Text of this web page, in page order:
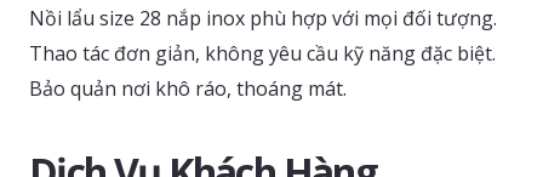
Nồi lẩu size 28 nắp inox phù hợp với mọi đối tượng.
Thao tác đơn giản, không yêu cầu kỹ năng đặc biệt.
Bảo quản nơi khô ráo, thoáng mát.